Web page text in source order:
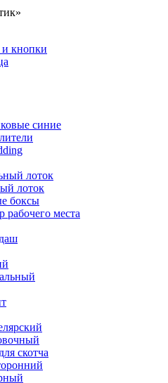
кнопки
синие
лоток
лоток
боксы
рабочего места
скотча